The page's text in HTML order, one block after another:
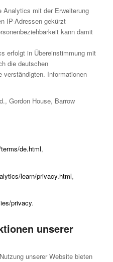
Analytics mit der Erweiterung
IP-Adressen gekürzt
kann damit
erfolgt in Übereinstimmung mit
die deutschen
verständigten. Informationen
Gordon House, Barrow
de.html,
learn/privacy.html,
privacy.
unserer
unserer Website bieten